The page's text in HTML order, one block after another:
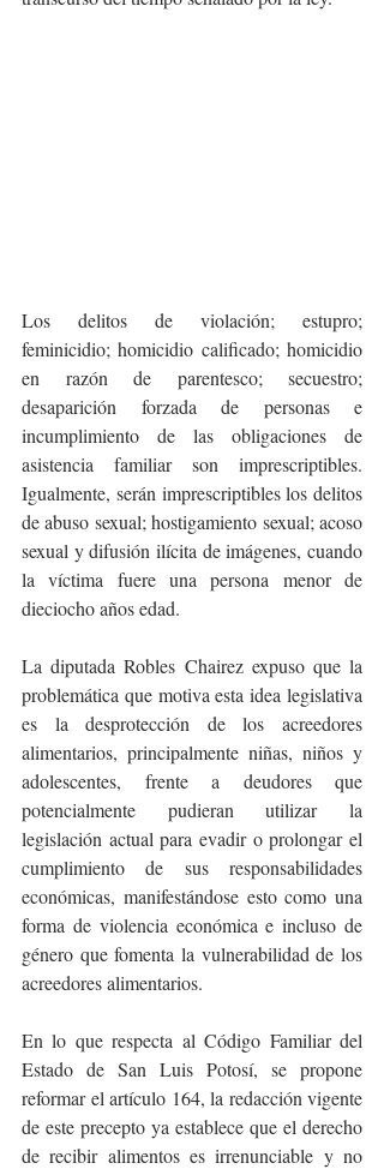
Los delitos de violación; estupro;
feminicidio; homicidio calificado; homicidio
en razón de parentesco; secuestro;
desaparición forzada de personas e
incumplimiento de las obligaciones de
asistencia familiar son imprescriptibles.
Igualmente, serán imprescriptibles los delitos
de abuso sexual; hostigamiento sexual; acoso
sexual y difusión ilícita de imágenes, cuando
la víctima fuere una persona menor de
dieciocho años edad.
La diputada Robles Chairez expuso que la
problemática que motiva esta idea legislativa
es la desprotección de los acreedores
alimentarios, principalmente niñas, niños y
adolescentes, frente a deudores que
potencialmente pudieran utilizar la
legislación actual para evadir o prolongar el
cumplimiento de sus responsabilidades
económicas, manifestándose esto como una
forma de violencia económica e incluso de
género que fomenta la vulnerabilidad de los
acreedores alimentarios.
En lo que respecta al Código Familiar del
Estado de San Luis Potosí, se propone
reformar el artículo 164, la redacción vigente
de este precepto ya establece que el derecho
de recibir alimentos es irrenunciable y no